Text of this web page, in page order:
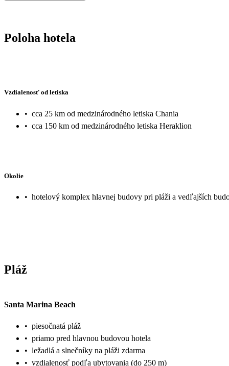
Poloha hotela
Vzdialenosť od letiska
• cca 25 km od medzinárodného letiska Chania
• cca 150 km od medzinárodného letiska Heraklion
Okolie
• hotelový komplex hlavnej budovy pri pláži a vedľajších
Pláž
Santa Marina Beach
• piesočnatá pláž
• priamo pred hlavnou budovou hotela
• ležadlá a slnečníky na pláži zdarma
• vzdialenosť podľa ubytovania (do 250 m)